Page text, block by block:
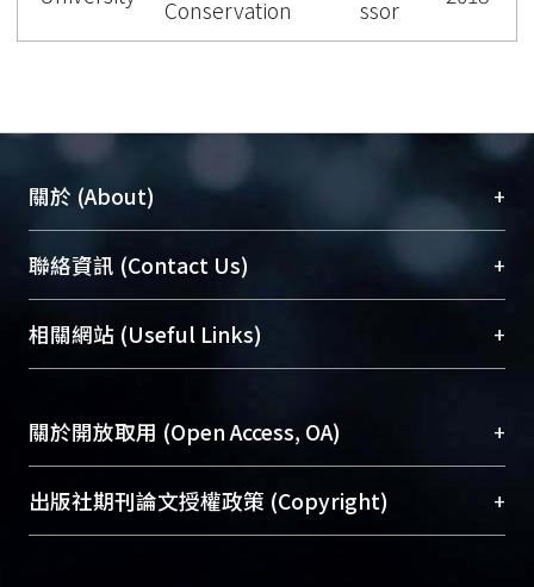
Conservation
ssor
關於 (About) +
臺大位居世界頂尖大學之列，為永久珍藏及向國際
展現本校豐碩的研究成果及學術能量，圖書館整合
機構典藏（NTUR）與學術庫（AH）不同功能平
台，成為臺大學術典藏NTU scholars。期能整合研
成果。
To permanently archive and promote researcher
profiles and scholarly works, Library integrates the
services of “NTU Repository” with “Academic
聯絡資訊 (Contact Us) +
總館學科館員(Main Library)
醫學圖書館學科館員(Medical Library)
Sciences Library)
相關網站 (Useful Links) +
關於開放取用 (Open Access, OA) +
開放取用是從使用者角度提升資訊取用性的社會運
動，應用在學術研究上是透過將研究著作公開供使
出版社期刊論文授權政策 (Copyright) +